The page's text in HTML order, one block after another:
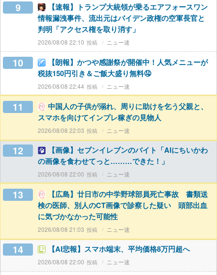
9
【速報】トランプ大統領が乗るエアフォースワン
情報漏洩事件、流出元はバイデン政権の空軍長官と
判明「アクセス権を取り消す」
2026/08/08 22:10 ニュー速
10
【朗報】かつや感謝祭が開催中！人気メニューが
税抜150円引き＆ご飯大盛り無料🤤
2026/08/08 22:44 ニュー速
11
中国人の子供が溺れ、周りに助けを乞う父親と、
スマホを向けてインプレ稼ぎの見物人
2026/08/08 22:03 ニュー速
12
【画像】セブンイレブンのバイト「AIにちいかわ
の画像を食わせてっと………できた！」
2026/08/08 22:00 ニュー速
13
【広島】廿日市の中学野球部員死亡事故 書類送
検の医師、別人のCT画像で診察した疑い 頭部出血
に気づかなかった可能性
2026/08/08 21:03 ニュー速
14 【AI悲報】スマホ端末、平均価格8万円超へ
2026/08/08 22:00 ニュー速